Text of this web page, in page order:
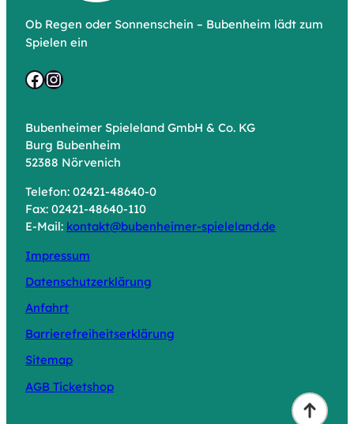
Ob Regen oder Sonnenschein – Bubenheim lädt zum
Spielen ein
Facebook Instagram
Bubenheimer Spieleland GmbH & Co. KG
Burg Bubenheim
52388 Nörvenich
Telefon: 02421-48640-0
Fax: 02421-48640-110
E-Mail: kontakt@bubenheimer-spieleland.de
Impressum
Datenschutzerklärung
Anfahrt
Barrierefreiheitserklärung
Sitemap
AGB Ticketshop